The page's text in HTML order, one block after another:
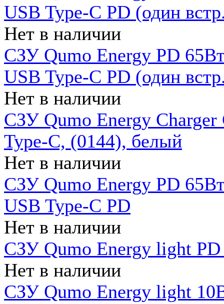
USB Type-C PD (один
Нет в наличии
СЗУ Qumo Energy PD
USB Type-C PD (один
Нет в наличии
СЗУ Qumo Energy
Type-C, (0144), белый
Нет в наличии
СЗУ Qumo Energy PD
USB Type-C PD
Нет в наличии
СЗУ Qumo Energy light
Нет в наличии
СЗУ Qumo Energy light